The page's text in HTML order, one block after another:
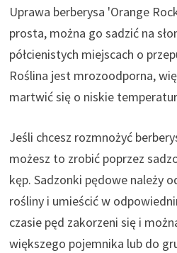
Uprawa berberysa 'Orange
prosta, można go sadzić na
półcienistych miejscach o
Roślina jest mrozoodporna,
martwić się o niskie
Jeśli chcesz rozmnożyć
możesz to zrobić poprzez
kęp. Sadzonki pędowe należy
rośliny i umieścić w
czasie pęd zakorzeni się i
większego pojemnika lub do